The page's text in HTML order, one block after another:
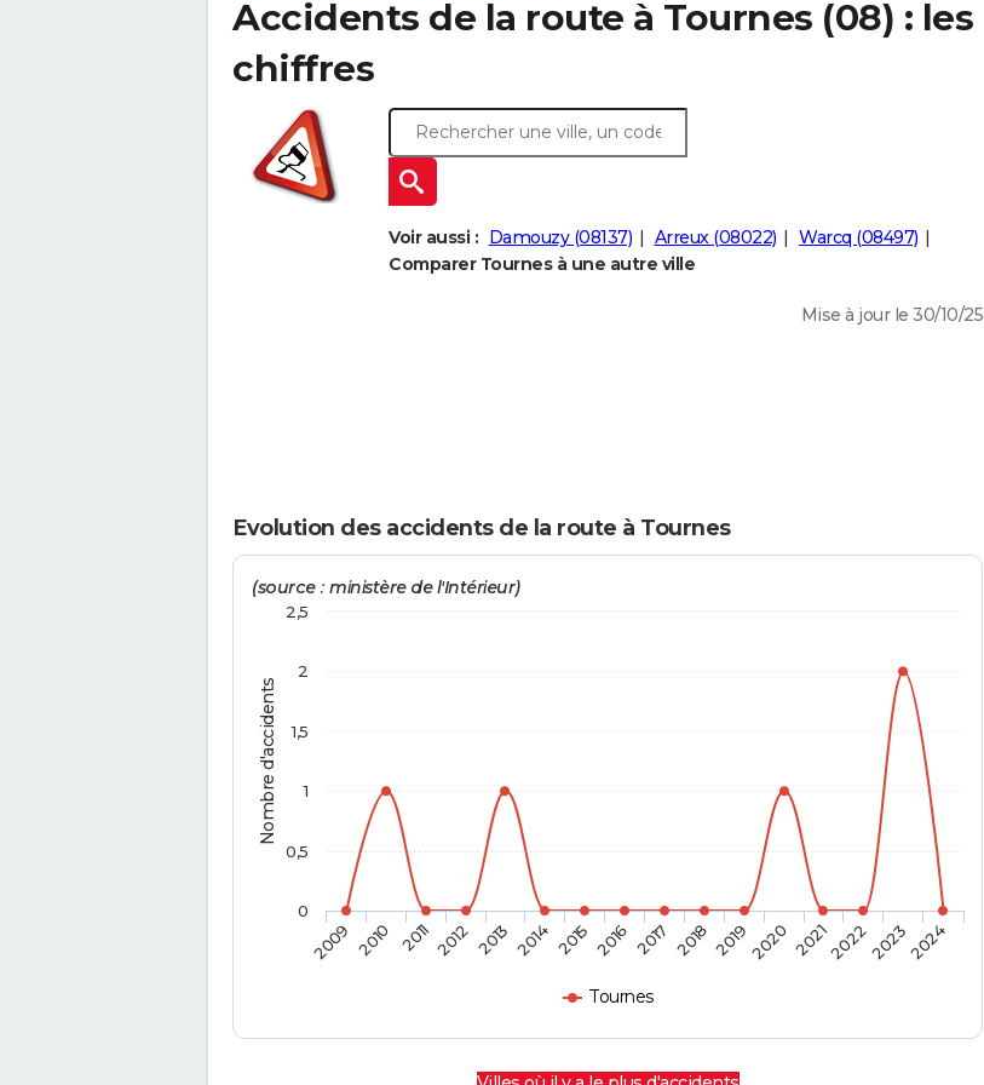
Accidents de la route à Tournes (08) : les
chiffres
Voir aussi : Damouzy (08137) Arreux (08022)
Warcq (08497)
Comparer Tournes à une autre ville
Mise à jour le 30/10/25
Evolution des accidents de la route à Tournes
Nombre d'accidents
(source : ministère de l'Intérieur)
Tournes
2009 2010 2011 2012 2013 2014 2015 2016 2017 2018 20192020 2021202220232024
0
0,5
1
1,5
2
2,5